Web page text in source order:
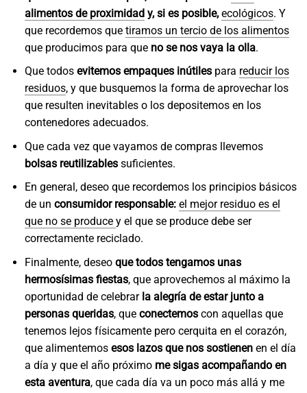
alimentos de proximidady, si es posible, ecológicos. Y
que recordemos que tiramos un tercio de los alimentos
que producimos para que no se nos vaya la olla.
Que todos evitemos empaques inútilespara reducir los
residuos, y que busquemos la forma de aprovechar los
que resulten inevitables o los depositemos en los
contenedores adecuados.
Que cada vez que vayamos de compras llevemos
bolsas reutilizablessuficientes.
En general, deseo que recordemos los principios básicos
de un consumidor responsable: el mejor residuo es el
que no se produce y el que se produce debe ser
correctamente reciclado.
Finalmente, deseo que todos tengamos unas
hermosísimas fiestas, que aprovechemos al máximo la
oportunidad de celebrar la alegría de estar junto a
personas queridas, que conectemoscon aquellas que
tenemos lejos físicamente pero cerquita en el corazón,
que alimentemos esos lazos que nos sostienenen el día
a día y que el año próximo me sigas acompañando en
esta aventura, que cada día va un poco más allá y me